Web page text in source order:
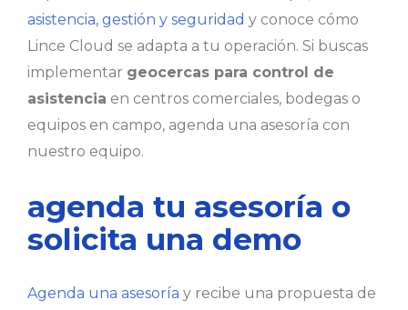
asistencia, gestión y seguridad y conoce cómo
Lince Cloud se adapta a tu operación. Si buscas
implementar geocercas para control de
asistencia en centros comerciales, bodegas o
equipos en campo, agenda una asesoría con
nuestro equipo.
agenda tu asesoría o
solicita una demo
Agenda una asesoría y recibe una propuesta de